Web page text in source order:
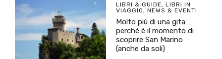
LIBRI & GUIDE, LIBRI IN
VIAGGIO , NEWS & EVENTI
Molto più di una gita:
perché è il momento di
scoprire San Marino
(anche da soli)